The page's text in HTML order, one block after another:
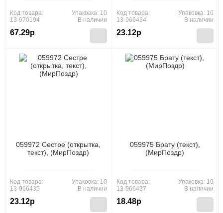
Код товара:
13-970194
67.29р
Упаковка: 10
В наличии
Код товара:
13-966434
23.12р
Упаковка: 10
В наличии
059972 Сестре (открытка,
текст), (МирПоздр)
Код товара:
13-966435
23.12р
Упаковка: 10
В наличии
059975 Брату (текст),
(МирПоздр)
Код товара:
13-966437
18.48р
Упаковка: 10
В наличии